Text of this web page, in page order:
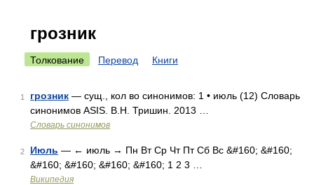
грозник
Толкование Перевод Книги
1 грозник — сущ., кол во синонимов: 1 • июль (12) Словарь
синонимов ASIS. В.Н. Тришин. 2013 …
Словарь синонимов
2 Июль — ← июль → Пн Вт Ср Чт Пт Сб Вс &#160; &#160;
&#160; &#160; &#160; &#160; 1 2 3 …
Википедия